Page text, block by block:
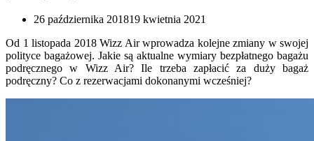
26 października 201819 kwietnia 2021
Od 1 listopada 2018 Wizz Air wprowadza kolejne zmiany w swojej
polityce bagażowej. Jakie są aktualne wymiary bezpłatnego bagażu
podręcznego w Wizz Air? Ile trzeba zapłacić za duży bagaż
podręczny? Co z rezerwacjami dokonanymi wcześniej?